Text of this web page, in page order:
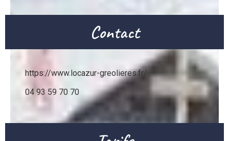
Contact
https://www.locazur-greolieres.fr/
04 93 59 70 70